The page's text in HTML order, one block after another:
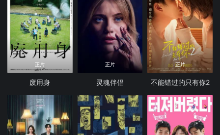
正片
废用身
正片
灵魂伴侣
正片
不能错过的只有你2